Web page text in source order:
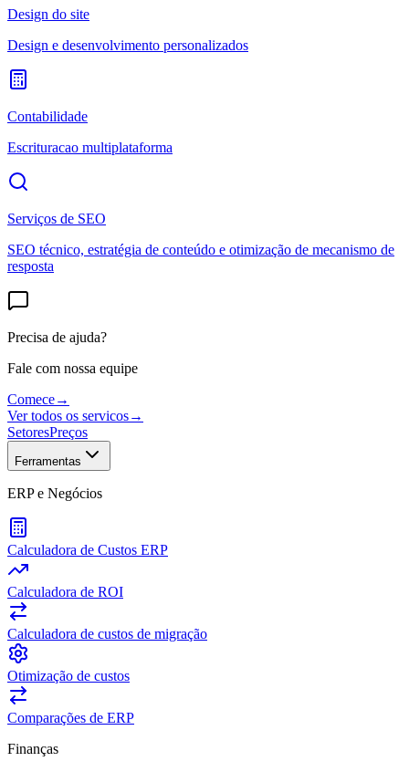
Design do site
Design e desenvolvimento personalizados
Contabilidade
Escrituracao multiplataforma
Serviços de SEO
SEO técnico, estratégia de conteúdo e otimização de mecanismo de
resposta
Precisa de ajuda?
Fale com nossa equipe
Comece→
Ver todos os servicos→
SetoresPreços
Ferramentas
ERP e Negócios
Calculadora de Custos ERP
Calculadora de ROI
Calculadora de custos de migração
Otimização de custos
Comparações de ERP
Finanças